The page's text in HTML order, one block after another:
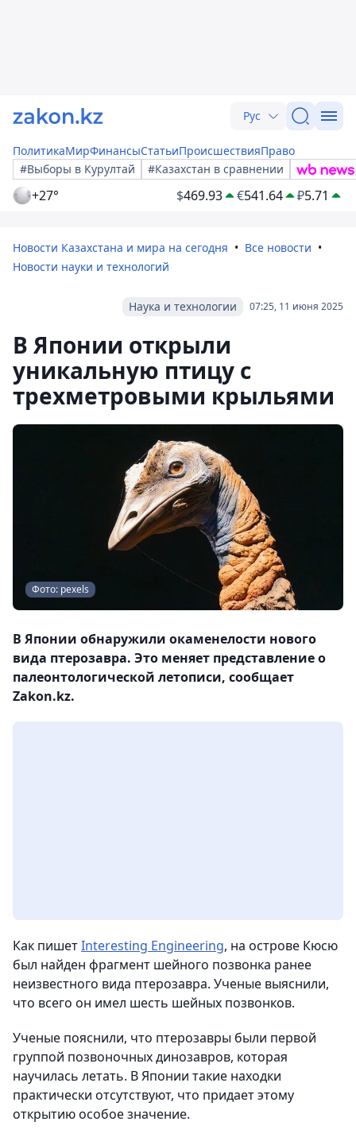
Рус
ПолитикаМирФинансыСтатьиПроисшествияПраво
#Выборы в Курултай
#Казахстан в сравнении
+27° $469.93 €541.64 ₽5.71
Новости Казахстана и мира на сегодня
Все новости
Новости науки и технологий
07:25, 11 июня 2025
Наука и технологии
В Японии открыли
уникальную птицу с
трехметровыми крыльями
Фото: pexels
В Японии обнаружили окаменелости нового
вида птерозавра. Это меняет представление о
палеонтологической летописи, сообщает
Zakon.kz.
Как пишетInteresting Engineering, на острове Кюсю
был найден фрагмент шейного позвонка ранее
неизвестного вида птерозавра. Ученые выяснили,
что всего он имел шесть шейных позвонков.
Ученые пояснили, что птерозавры были первой
группой позвоночных динозавров, которая
научилась летать. В Японии такие находки
практически отсутствуют, что придает этому
открытию особое значение.